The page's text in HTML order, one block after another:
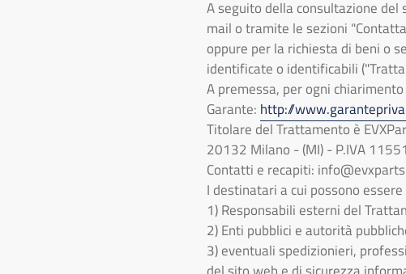
A seguito della consultazione
mail o tramite le sezioni
oppure per la richiesta di beni o
identificate o identificabili
A premessa, per ogni
Garante: http://
Titolare del Trattamento è
20132 Milano - (MI) - P.IVA
Contatti e recapiti:
I destinatari a cui possono
1) Responsabili esterni del
2) Enti pubblici e autorità
3) eventuali spedizionieri,